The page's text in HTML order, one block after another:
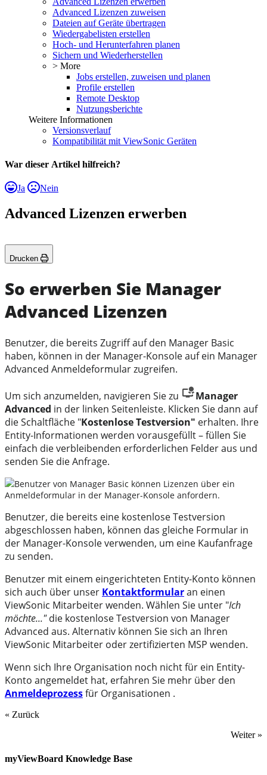
Advanced Lizenzen zuweisen
Dateien auf Geräte übertragen
Wiedergabelisten erstellen
Hoch- und Herunterfahren planen
Sichern und Wiederherstellen
> More
Jobs erstellen, zuweisen und planen
Profile erstellen
Remote Desktop
Nutzungsberichte
Weitere Informationen
Versionsverlauf
Kompatibilität mit ViewSonic Geräten
War dieser Artikel hilfreich?
Ja Nein
Advanced Lizenzen erwerben
Drucken
So erwerben Sie Manager
Advanced Lizenzen
Benutzer, die bereits Zugriff auf den Manager Basic
haben, können in der Manager-Konsole auf ein Manager
Advanced Anmeldeformular zugreifen.
Um sich anzumelden, navigieren Sie zu
Manager
Advanced in der linken Seitenleiste. Klicken Sie dann auf
die Schaltfläche "Kostenlose Testversion" erhalten. Ihre
Entity-Informationen werden vorausgefüllt – füllen Sie
einfach die verbleibenden erforderlichen Felder aus und
senden Sie die Anfrage.
Benutzer von Manager Basic können Lizenzen über ein
Anmeldeformular in der Manager-Konsole anfordern.
Benutzer, die bereits eine kostenlose Testversion
abgeschlossen haben, können das gleiche Formular in
der Manager-Konsole verwenden, um eine Kaufanfrage
zu senden.
Benutzer mit einem eingerichteten Entity-Konto können
sich auch über unser Kontaktformularan einen
ViewSonic Mitarbeiter wenden. Wählen Sie unter "Ich
möchte..."die kostenlose Testversion von Manager
Advanced aus. Alternativ können Sie sich an Ihren
ViewSonic Mitarbeiter oder zertifizierten MSP wenden.
Wenn sich Ihre Organisation noch nicht für ein Entity-
Konto angemeldet hat, erfahren Sie mehr über den
Anmeldeprozessfür Organisationen .
« Zurück
Weiter »
myViewBoard Knowledge Base